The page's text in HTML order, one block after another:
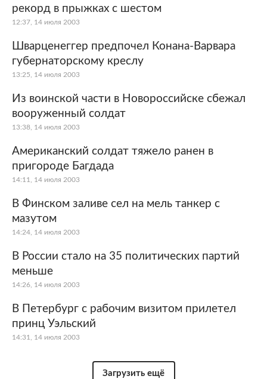
рекорд в прыжках с шестом
12:37, 14 июля 2003
Шварценеггер предпочел Конана-Варвара
губернаторскому креслу
13:25, 14 июля 2003
Из воинской части в Новороссийске сбежал
вооруженный солдат
13:38, 14 июля 2003
Американский солдат тяжело ранен в
пригороде Багдада
14:11, 14 июля 2003
В Финском заливе сел на мель танкер с
мазутом
14:24, 14 июля 2003
В России стало на 35 политических партий
меньше
14:26, 14 июля 2003
В Петербург с рабочим визитом прилетел
принц Уэльский
14:31, 14 июля 2003
Загрузить ещё